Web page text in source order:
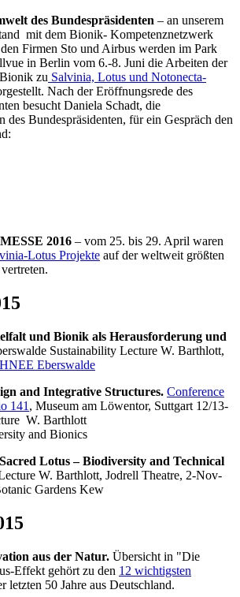
des Bundespräsidenten – an unserem
mit dem Bionik- Kompetenznetzwerk
Firmen Sto und Airbus werden im Park
in Berlin vom 6.-8. Juni die Arbeiten der
zu Salvinia, Lotus und Notonecta-
Nach der Eröffnungsrede des
besucht Daniela Schadt, die
des Bundespräsidenten, für ein Gespräch den
2016 – vom 25. bis 29. April waren
Lotus Projekte auf der weltweit größten
und Bionik als Herausforderung und
Sustainability Lecture W. Barthlott,
HNEE Eberswalde
and Integrative Structures. Conference
141 , Museum am Löwentor, Suttgart 12/13-
W. Barthlott
and Bionics
Lotus – Biodiversity and Technical
W. Barthlott, Jodrell Theatre, 2-Nov-
Gardens Kew
aus der Natur. Übersicht in "Die
Effekt gehört zu den 12 wichtigsten
letzten 50 Jahre aus Deutschland.